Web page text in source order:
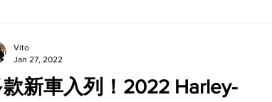
款新車入列！2022 Harley-
Vito
Jan 27, 2022